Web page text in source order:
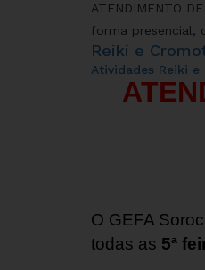
ATENDIMENTO
forma presencial,
Reiki e
Atividades Reiki e
O GEFA
todas as 5ª